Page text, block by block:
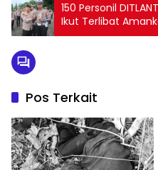
150 Personil
Ikut Terlibat
Pos Terkait